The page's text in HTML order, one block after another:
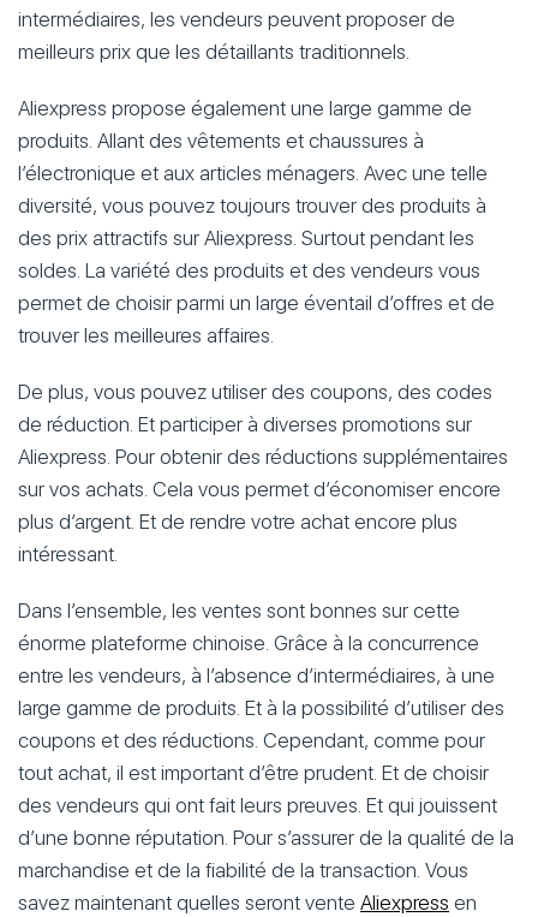
intermédiaires, les vendeurs peuvent proposer de
meilleurs prix que les détaillants traditionnels.
Aliexpress propose également une large gamme de
produits. Allant des vêtements et chaussures à
l’électronique et aux articles ménagers. Avec une telle
diversité, vous pouvez toujours trouver des produits à
des prix attractifs sur Aliexpress. Surtout pendant les
soldes. La variété des produits et des vendeurs vous
permet de choisir parmi un large éventail d’offres et de
trouver les meilleures affaires.
De plus, vous pouvez utiliser des coupons, des codes
de réduction. Et participer à diverses promotions sur
Aliexpress. Pour obtenir des réductions supplémentaires
sur vos achats. Cela vous permet d’économiser encore
plus d’argent. Et de rendre votre achat encore plus
intéressant.
Dans l’ensemble, les ventes sont bonnes sur cette
énorme plateforme chinoise. Grâce à la concurrence
entre les vendeurs, à l’absence d’intermédiaires, à une
large gamme de produits. Et à la possibilité d’utiliser des
coupons et des réductions. Cependant, comme pour
tout achat, il est important d’être prudent. Et de choisir
des vendeurs qui ont fait leurs preuves. Et qui jouissent
d’une bonne réputation. Pour s’assurer de la qualité de la
marchandise et de la fiabilité de la transaction. Vous
savez maintenant quelles seront vente Aliexpress en